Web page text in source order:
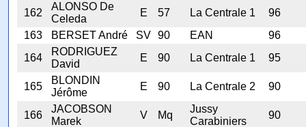
162
ALONSO De
Celeda
E 57 La Centrale 1
96
163
BERSET André SV 90 EAN
96
164
RODRIGUEZ
David
E 90 La Centrale 1 95
165
BLONDIN
Jérôme
E 90 La Centrale 2 90
166
JACOBSON
Marek
V Mq
Jussy
Carabiniers
90